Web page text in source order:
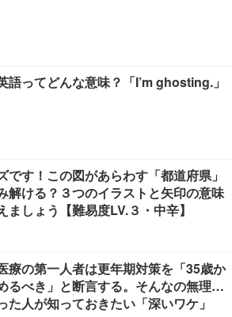
語ってどんな意味？「I’m ghosting.」
です！この図があらわす「都道府県」
解ける？３つのイラストと矢印の意味
ましょう【難易度LV.３・中辛】
療の第一人者は更年期対策を「35歳か
るべき」と断言する。そんなの無理…
た人が知っておきたい「深いワケ」